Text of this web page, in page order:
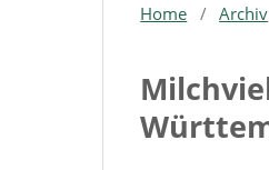
Home / Archiv